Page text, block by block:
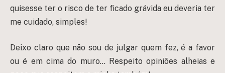
quisesse ter o risco de ter ficado grávida eu deveria ter
me cuidado, simples!
Deixo claro que não sou de julgar quem fez, é a favor
ou é em cima do muro… Respeito opiniões alheias e